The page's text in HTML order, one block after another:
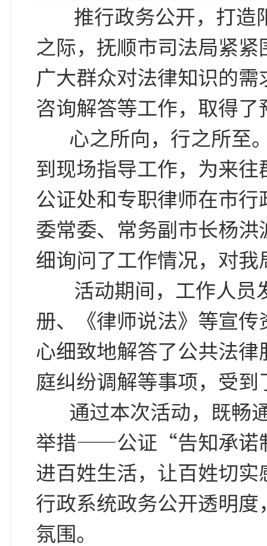
推行政务公开，打
之际，抚顺市司法局紧
广大群众对法律知识的
咨询解答等工作，取得
心之所向，行之所至
到现场指导工作，为来
公证处和专职律师在市
委常委、常务副市长杨
细询问了工作情况，对
活动期间，工作人员
册、《律师说法》等宣
心细致地解答了公共法
庭纠纷调解等事项，受
通过本次活动，既畅
举措——公证“告知承
进百姓生活，让百姓切
行政系统政务公开透明
氛围。